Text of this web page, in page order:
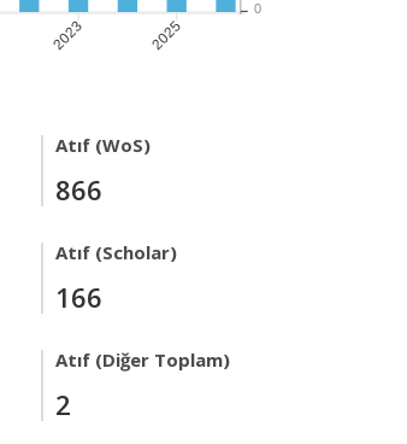
2023 2025
0
Atıf (WoS)
866
Atıf (Scholar)
166
Atıf (Diğer Toplam)
2